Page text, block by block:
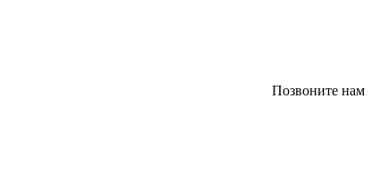
Позвоните нам